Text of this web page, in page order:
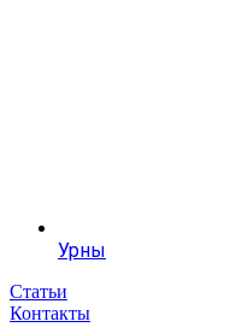
Урны
Статьи
Контакты